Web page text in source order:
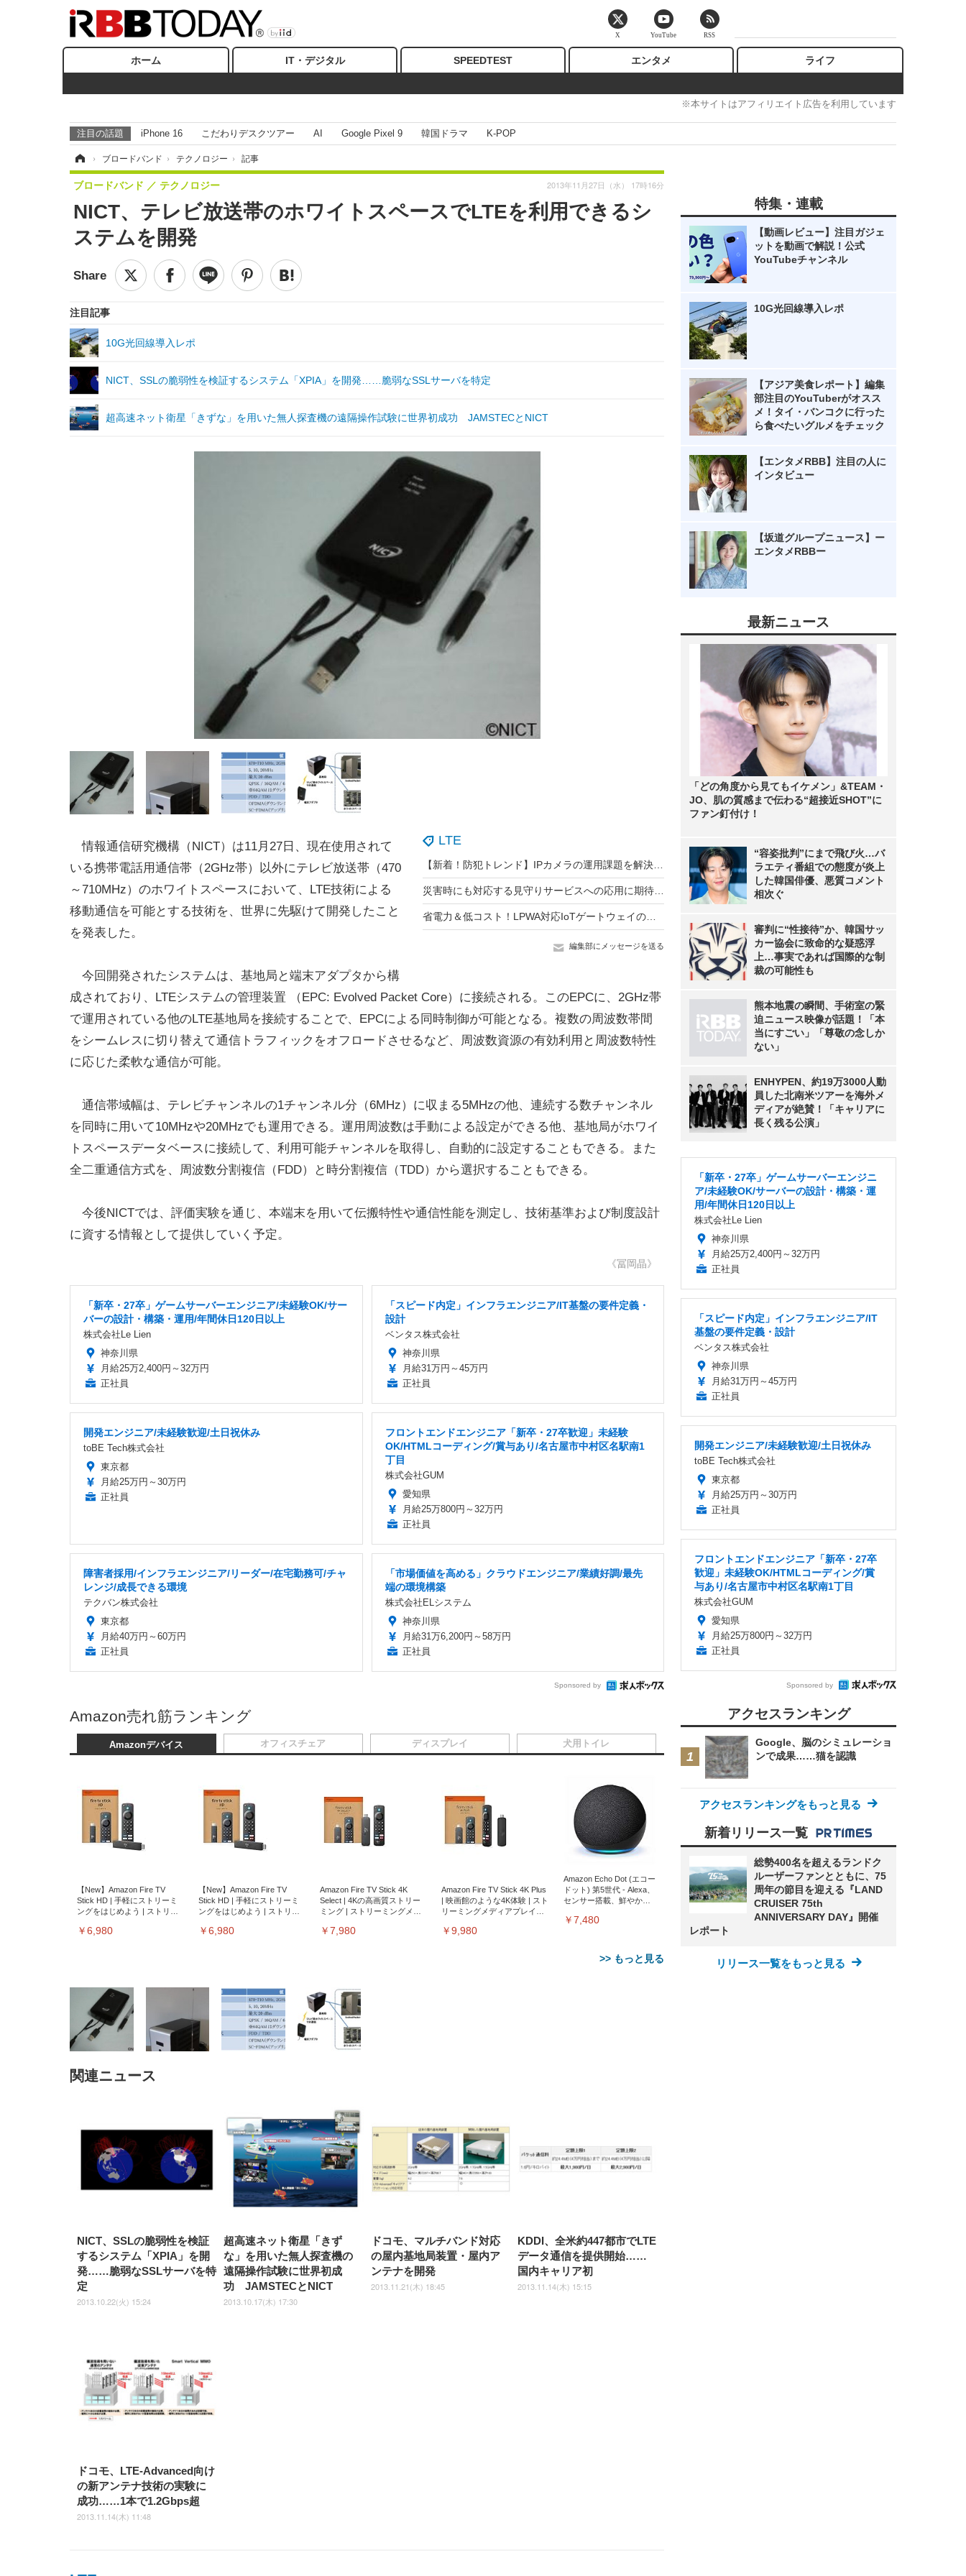
ホーム IT・デジタル SPEEDTEST エンタメ ライフ
※本サイトはアフィリエイト広告を利用しています
注目の話題 iPhone 16 こだわりデスクツアー AI Google Pixel 9 韓国ドラマ K-POP
› ブロードバンド › テクノロジー › 記事
NICT、テレビ放送帯のホワイトスペースでLTEを利用できるシ
ステムを開発
ブロードバンド テクノロジー 2013年11月27日（水） 17時16分
注目記事
10G光回線導入レポ
NICT、SSLの脆弱性を検証するシステム「XPIA」を開発……脆弱なSSLサーバを特定
超高速ネット衛星「きずな」を用いた無人探査機の遠隔操作試験に世界初成功 JAMSTECとNICT
LTE
編集部にメッセージを送る
情報通信研究機構（NICT）は11月27日、現在使用されて
いる携帯電話用通信帯（2GHz帯）以外にテレビ放送帯（470
～710MHz）のホワイトスペースにおいて、LTE技術による
移動通信を可能とする技術を、世界に先駆けて開発したこと
を発表した。
今回開発されたシステムは、基地局と端末アダプタから構
成されており、LTEシステムの管理装置 （EPC: Evolved Packet Core）に接続される。このEPCに、2GHz帯
で運用されている他のLTE基地局を接続することで、EPCによる同時制御が可能となる。複数の周波数帯間
をシームレスに切り替えて通信トラフィックをオフロードさせるなど、周波数資源の有効利用と周波数特性
に応じた柔軟な通信が可能。
通信帯域幅は、テレビチャンネルの1チャンネル分（6MHz）に収まる5MHzの他、連続する数チャンネル
を同時に用いて10MHzや20MHzでも運用できる。運用周波数は手動による設定ができる他、基地局がホワイ
トスペースデータベースに接続して、利用可能チャンネルを取得し、自動的に設定することもできる。また
全二重通信方式を、周波数分割複信（FDD）と時分割複信（TDD）から選択することもできる。
今後NICTでは、評価実験を通じ、本端末を用いて伝搬特性や通信性能を測定し、技術基準および制度設計
に資する情報として提供していく予定。
《冨岡晶》
「新卒・27卒」ゲームサーバーエンジニア/未経験OK/サー
バーの設計・構築・運用/年間休日120日以上
株式会社Le Lien
神奈川県
月給25万2,400円～32万円
正社員
「スピード内定」インフラエンジニア/IT基盤の要件定義・
設計
ベンタス株式会社
神奈川県
月給31万円～45万円
正社員
開発エンジニア/未経験歓迎/土日祝休み
toBE Tech株式会社
東京都
月給25万円～30万円
正社員
フロントエンドエンジニア「新卒・27卒歓迎」未経験
OK/HTMLコーディング/賞与あり/名古屋市中村区名駅南1
丁目
株式会社GUM
愛知県
月給25万800円～32万円
正社員
障害者採用/インフラエンジニア/リーダー/在宅勤務可/チャ
レンジ/成長できる環境
テクバン株式会社
東京都
月給40万円～60万円
正社員
「市場価値を高める」クラウドエンジニア/業績好調/最先
端の環境構築
株式会社ELシステム
神奈川県
月給31万6,200円～58万円
正社員
Sponsored by
Amazon売れ筋ランキング
Amazonデバイス
【New】Amazon Fire TV
Stick HD | 手軽にストリーミ
ングをはじめよう | ストリー
￥6,980
【New】Amazon Fire TV
Stick HD | 手軽にストリーミ
ングをはじめよう | ストリー
￥6,980
Amazon Fire TV Stick 4K
Select | 4Kの高画質ストリー
ミング | ストリーミングメデ
￥7,980
Amazon Fire TV Stick 4K Plus
| 映画館のような4K体験 | スト
リーミングメディアプレイヤ
￥9,980
Amazon Echo Dot (エコー
ドット) 第5世代 - Alexa、
センサー搭載、鮮やかな
￥7,480
>> もっと見る
オフィスチェア
ト 約105度ロッキング pc 事務
椅子 360度回転 座面昇降 強化
ナイロン樹脂ベース 通気性メ
ッシュ 在宅ワーク H-
WY01(黒網+黒枠+黒足)
￥5,699
ア 人間工学 疲れない ブラッ
ク
￥27,999
チェア 疲れない テレワーク
チェア 強化バックレスト 30
度ロッキング機能 人間工学 椅
子 腰サポート 90度跳ね上げ
式アームレスト 3Dヘッドレス
ト ハンガー付き 高反発クッシ
ョン PCチェア 通気性メッシ
ュ ゲーミング/勉強/事務用 お
しゃれ パソコンチェア (ブラ
ック)
￥7,680
ロッキング機能 人間工学 椅子
腰サポート 90度跳ね上げ式ア
ームレスト 3Dヘッドレスト
ハンガー付き 高反発クッショ
ン PCチェア 通気性メッシュ
ゲーミング/勉強/事務用 おし
￥7,680
転 キャスター付き コンパ
クト 幅52×奥行58.5×高さ
84～96cm テレワーク 在
ディスプレイ
￥105,595
UHD・USB Type-C・ホワイ
ト
￥109,572
ク付き（CFI-ZDM1J）
￥49,979
沢 HDMI/DisplayPort/VGA
スピーカー内蔵 高さ調整 ス
イベル VESA対応
ComfortView ビジネス向け
￥15,800
年保証 | 輝点保証 | 日本メーカー)
犬用トイレ
￥3,373
枚) ホワイト(吸収面:ライトブ
ルー)
￥3,234
ツ L 中型犬用 26枚入り 単品
￥1,800
ペットシーツ 超厚型 お徳用
ワイド 100枚入 (x 1) (ケース
販売)
￥3,670
関連ニュース
NICT、SSLの脆弱性を検証
するシステム「XPIA」を開
発……脆弱なSSLサーバを特
定
2013.10.22(火) 15:24
超高速ネット衛星「きず
な」を用いた無人探査機の
遠隔操作試験に世界初成
功 JAMSTECとNICT
2013.10.17(木) 17:30
ドコモ、マルチバンド対応
の屋内基地局装置・屋内ア
ンテナを開発
2013.11.21(木) 18:45
KDDI、全米約447都市でLTE
データ通信を提供開始……
国内キャリア初
2013.11.14(木) 15:15
ドコモ、LTE-Advanced向け
の新アンテナ技術の実験に
成功……1本で1.2Gbps超
2013.11.14(木) 11:48
特集・連載
【動画レビュー】注目ガジェ
ットを動画で解説！公式
YouTubeチャンネル
10G光回線導入レポ
【アジア美食レポート】編集
部注目のYouTuberがオスス
メ！タイ・バンコクに行った
ら食べたいグルメをチェック
【エンタメRBB】注目の人に
インタビュー
【坂道グループニュース】ー
エンタメRBBー
最新ニュース
「どの角度から見てもイケメン」&TEAM・
JO、肌の質感まで伝わる“超接近SHOT”に
ファン釘付け！
“容姿批判”にまで飛び火…バ
ラエティ番組での態度が炎上
した韓国俳優、悪質コメント
相次ぐ
審判に“性接待”か、韓国サッ
カー協会に致命的な疑惑浮
上…事実であれば国際的な制
裁の可能性も
熊本地震の瞬間、手術室の緊
迫ニュース映像が話題！「本
当にすごい」「尊敬の念しか
ない」
ENHYPEN、約19万3000人動
員した北南米ツアーを海外メ
ディアが絶賛！「キャリアに
長く残る公演」
「新卒・27卒」ゲームサーバーエンジニ
ア/未経験OK/サーバーの設計・構築・運
用/年間休日120日以上
株式会社Le Lien
神奈川県
月給25万2,400円～32万円
正社員
「スピード内定」インフラエンジニア/IT
基盤の要件定義・設計
ベンタス株式会社
神奈川県
月給31万円～45万円
正社員
開発エンジニア/未経験歓迎/土日祝休み
toBE Tech株式会社
東京都
月給25万円～30万円
正社員
フロントエンドエンジニア「新卒・27卒
歓迎」未経験OK/HTMLコーディング/賞
与あり/名古屋市中村区名駅南1丁目
株式会社GUM
愛知県
月給25万800円～32万円
正社員
Sponsored by
アクセスランキング
Google、脳のシミュレーショ
ンで成果……猫を認識
アクセスランキングをもっと見る
新着リリース一覧
総勢400名を超えるランドク
ルーザーファンとともに、75
周年の節目を迎える『LAND
CRUISER 75th
ANNIVERSARY DAY』開催
レポート
リリース一覧をもっと見る
X YouTube RSS